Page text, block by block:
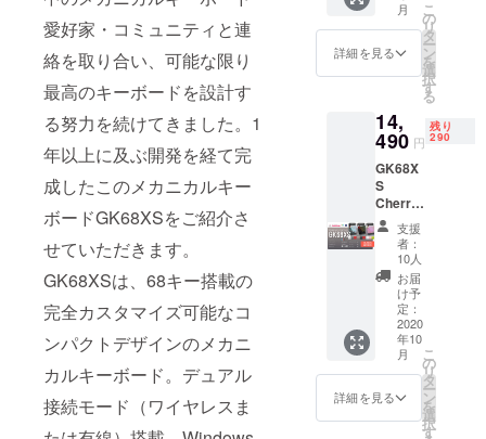
愛好家・コミュニティと連
絡を取り合い、可能な限り
最高のキーボードを設計す
る努力を続けてきました。1
年以上に及ぶ開発を経て完
成したこのメカニカルキー
ボードGK68XSをご紹介さ
せていただきます。
GK68XSは、68キー搭載の
完全カスタマイズ可能なコ
ンパクトデザインのメカニ
カルキーボード。デュアル
接続モード（ワイヤレスま
めに、最高
なメカニカ
ルキーボー
ドを提供し
ちはオフィ
シャルサイ
トも下に示
します。私
たちと一緒
に最高なタ
イピング体
験を探索し
ましょう！
●Space
-Bar
キーが
カスタ
マイズ
●Blueto
oth5.1
と
1900m
Ahバッ
テリー
が搭載
されま
した。
ワイヤ
レス/有
線切り
替え可
●1680
万色
RGB
月
詳細を見る
こ
の
リ
タ
ー
ン
を
選
択
す
る
14,
490 円
残り
290
GK68X
S
Cherry
MXワイ
ヤレス/
有線切
り替え
可能メ
カニカ
ルキー
ボード
●Space
-Bar
キーが
カスタ
マイズ
支援
者：
10人
お届
け予
定：
2020
年10
月
詳細を見る
こ
の
リ
タ
ー
ン
を
選
択
す